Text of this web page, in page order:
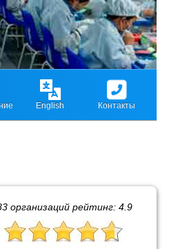
English Контакты
организаций рейтинг: 4.9